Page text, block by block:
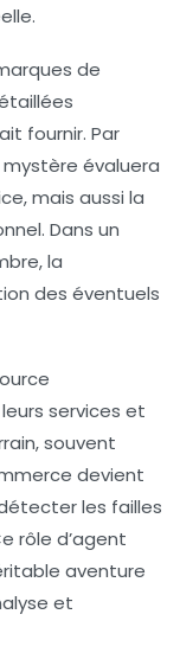
de
fournir. Par
évaluera
mais aussi la
Dans un
la
des éventuels
services et
souvent
devient
les failles
rôle d’agent
aventure
et